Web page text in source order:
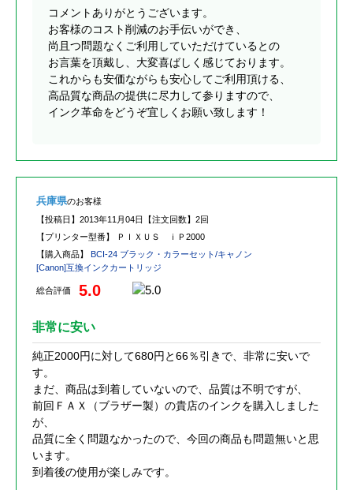
コメントありがとうございます。
お客様のコスト削減のお手伝いができ、
尚且つ問題なくご利用していただけているとの
お言葉を頂戴し、大変喜ばしく感じております。
これからも安価ながらも安心してご利用頂ける、
高品質な商品の提供に尽力して参りますので、
インク革命をどうぞ宜しくお願い致します！
兵庫県のお客様
【投稿日】 2013年11月04日 【注文回数】 2回
【プリンター型番】
ＰＩＸＵＳ ｉＰ2000
【購入商品】 BCI-24 ブラック・カラーセット/キャノン
[Canon]互換インクカートリッジ
総合評価 5.0
非常に安い
純正2000円に対して680円と66％引きで、非常に安いで
す。
まだ、商品は到着していないので、品質は不明ですが、
前回ＦＡＸ（ブラザー製）の貴店のインクを購入しました
が、
品質に全く問題なかったので、今回の商品も問題無いと思
います。
到着後の使用が楽しみです。